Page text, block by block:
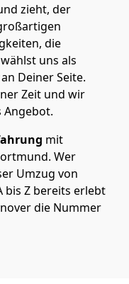
zieht, der
die
uns als
an Deiner Seite.
Zeit und wir
Angebot.
mit
Wer
Umzug von
bis Z bereits erlebt
die Nummer